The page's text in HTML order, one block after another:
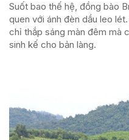
Suốt bao thế hệ, đồng bào
quen với ánh đèn dầu leo
chỉ thắp sáng màn đêm mà
sinh kế cho bản làng.